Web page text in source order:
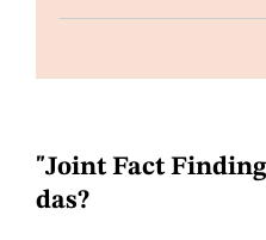
"Joint Fact
das?